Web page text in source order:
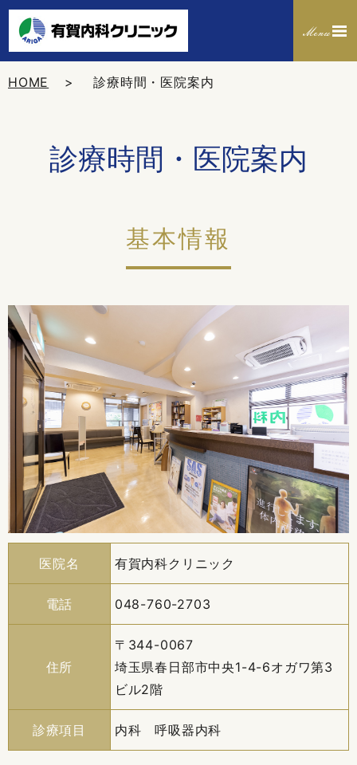
HOME 診療時間・医院案内
診療時間・医院案内
基本情報
医院名 有賀内科クリニック
電話 048-760-2703
住所
〒344-0067
埼玉県春日部市中央1-4-6オガワ第3
ビル2階
診療項目 内科 呼吸器内科